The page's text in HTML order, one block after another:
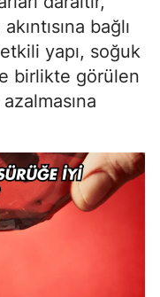
bağlı
yapı, soğuk
birlikte görülen